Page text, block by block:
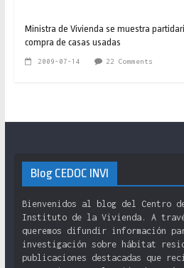
Ministra de Vivienda se muestra
compra de casas usadas
2009-07-14 22 Comments
Blog CEDOC INVI
Bienvenidos al blog del Centro
Instituto de la Vivienda. A
queremos difundir información
investigación sobre hábitat
publicaciones destacadas que